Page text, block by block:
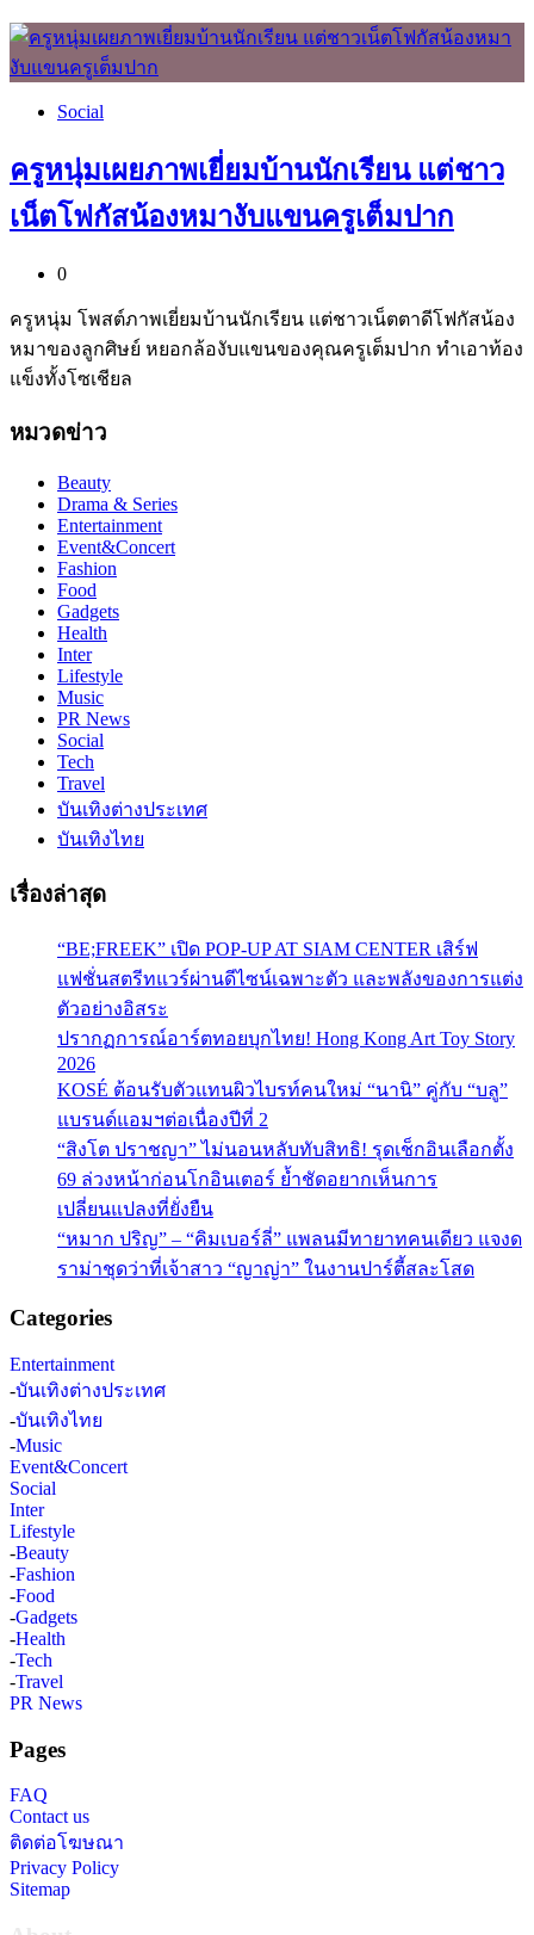
Social
ครูหนุ่มเผยภาพเยี่ยมบ้านนักเรียน แต่ชาว
เน็ตโฟกัสน้องหมางับแขนครูเต็มปาก
0
ครูหนุ่ม โพสต์ภาพเยี่ยมบ้านนักเรียน แต่ชาวเน็ตตาดีโฟกัสน้อง
หมาของลูกศิษย์ หยอกล้องับแขนของคุณครูเต็มปาก ทำเอาท้อง
แข็งทั้งโซเชียล
หมวดข่าว
Beauty
Drama & Series
Entertainment
Event&Concert
Fashion
Food
Gadgets
Health
Inter
Lifestyle
Music
PR News
Social
Tech
Travel
บันเทิงต่างประเทศ
บันเทิงไทย
เรื่องล่าสุด
“BE;FREEK” เปิด POP-UP AT SIAM CENTER เสิร์ฟ
แฟชั่นสตรีทแวร์ผ่านดีไซน์เฉพาะตัว และพลังของการแต่ง
ตัวอย่างอิสระ
ปรากฏการณ์อาร์ตทอยบุกไทย! Hong Kong Art Toy Story
2026
KOSÉ ต้อนรับตัวแทนผิวไบรท์คนใหม่ “นานิ” คู่กับ “บลู”
แบรนด์แอมฯต่อเนื่องปีที่ 2
“สิงโต ปราชญา” ไม่นอนหลับทับสิทธิ! รุดเช็กอินเลือกตั้ง
69 ล่วงหน้าก่อนโกอินเตอร์ ย้ำชัดอยากเห็นการ
เปลี่ยนแปลงที่ยั่งยืน
“หมาก ปริญ” – “คิมเบอร์ลี่” แพลนมีทายาทคนเดียว แจงด
ราม่าชุดว่าที่เจ้าสาว “ญาญ่า” ในงานปาร์ตี้สละโสด
Categories
Entertainment
-บันเทิงต่างประเทศ
-บันเทิงไทย
-Music
Event&Concert
Social
Inter
Lifestyle
-Beauty
-Fashion
-Food
-Gadgets
-Health
-Tech
-Travel
PR News
Pages
FAQ
Contact us
ติดต่อโฆษณา
Privacy Policy
Sitemap